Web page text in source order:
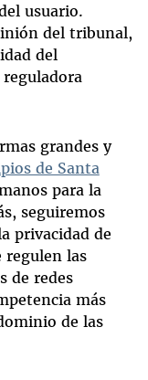
usuario.
del tribunal,
del
grandes y
de Santa
para la
seguiremos
privacidad de
regulen las
de redes
más
de las